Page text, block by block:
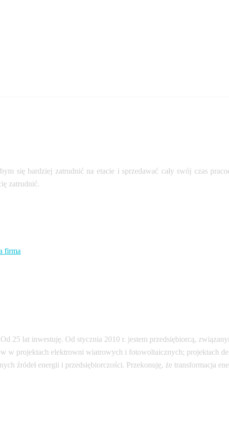
się bardziej zatrudnić na etacie i sprzedawać cały swój czas
zatrudnić.
firma
25 lat inwestuję. Od stycznia 2010 r. jestem przedsiębiorcą,
w projektach elektrowni wiatrowych i fotowoltaicznych; projektach
źródeł energii i przedsiębiorczości. Przekonuję, że transformacja